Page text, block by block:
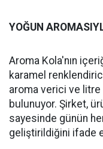
YOĞUN
Aroma Kola'nın
karamel
aroma verici ve litre
bulunuyor. Şirket,
sayesinde günün
geliştirildiğini ifade